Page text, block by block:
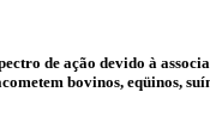
de ação devido à
bovinos, eqüinos,